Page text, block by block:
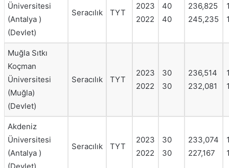
Üniversitesi
(Antalya )
(Devlet)
Seracılık TYT
2023
2022
40
40
236,825
245,235
Muğla Sıtkı
Koçman
Üniversitesi
(Muğla)
(Devlet)
Seracılık TYT
2023
2022
30
30
236,514
232,081
Akdeniz
Üniversitesi
(Antalya )
(Devlet)
Seracılık TYT
2023
2022
30
30
233,074
227,167